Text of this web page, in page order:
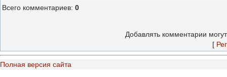
Всего комментариев: 0
Добавлять комментарии
[
Полная версия сайта